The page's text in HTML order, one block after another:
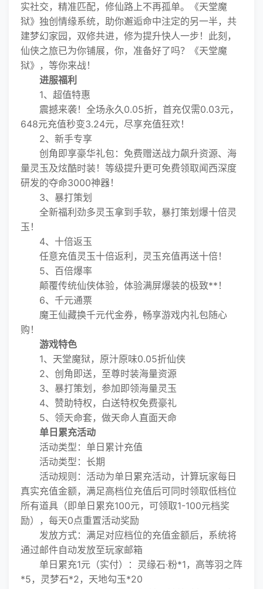
实社交，精准匹配，修仙路上不再孤单。《天堂魔
狱》独创情缘系统，助你邂逅命中注定的另一半，共
建梦幻家园，双修共进，修为提升快人一步！此刻，
仙侠之旅已为你铺展，你，准备好了吗？《天堂魔
狱》，等你来战！
进服福利
1、超值特惠
震撼来袭！全场永久0.05折，首充仅需0.03元，
648元充值秒变3.24元，尽享充值狂欢！
2、新手专享
创角即享豪华礼包：免费赠送战力飙升资源、海
量灵玉及炫酷时装！等级提升更可免费领取闻西深度
研发的夺命3000神器！
3、暴打策划
全新福利劲多灵玉拿到手软，暴打策划爆十倍灵
玉！
4、十倍返玉
任意充值灵玉十倍返利，灵玉充值再送十倍！
5、百倍爆率
颠覆传统仙侠体验，体验满屏爆装的极致**！
6、千元通票
魔王仙藏换千元代金券，畅享游戏内礼包随心
购！
游戏特色
1、天堂魔狱，原汁原味0.05折仙侠
2、创角即送，至尊时装海量资源
3、暴打策划，参加即领海量灵玉
4、赞助特权，白送特权免费豪礼
5、领天命套，做天命人直面天命
单日累充活动
活动类型：单日累计充值
活动类型：长期
活动规则：活动为单日累充活动，计算玩家每日
真实充值金额，满足高档位充值后可同时领取低档位
所有道具（即单日累充100元，可领取1-100元档奖
励），每天0点重置活动奖励
发放方式：满足对应档位的充值金额后，系统将
通过邮件自动发放至玩家邮箱
单日累充1元（实付）：灵缘石·粉*1，高等羽之阵
*5，灵梦石*2，天地勾玉*20